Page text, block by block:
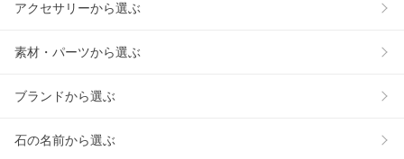
アクセサリーから選ぶ
素材・パーツから選ぶ
ブランドから選ぶ
石の名前から選ぶ